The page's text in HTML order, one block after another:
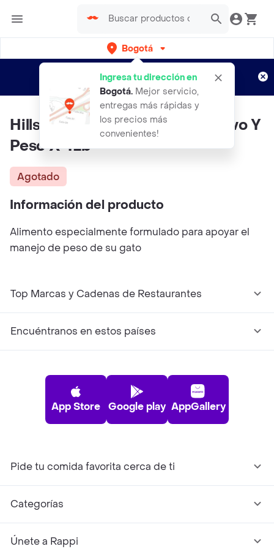
Bogotá
Ingresa tu dirección en
Bogotá. Mejor servicio,
entregas más rápidas y
los precios más
convenientes!
envíos gratis por semanas
Aplican TyC
Hills Gato W/D Control Digestivo Y
Peso X 4Lb
Agotado
Información del producto
Alimento especialmente formulado para apoyar el
manejo de peso de su gato
Top Marcas y Cadenas de Restaurantes
Encuéntranos en estos países
App Store Google play AppGallery
Pide tu comida favorita cerca de ti
Categorías
Únete a Rappi